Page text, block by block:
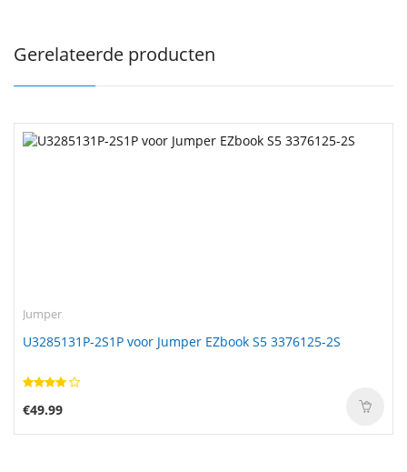
Gerelateerde producten
Jumper
U3285131P-2S1P voor Jumper EZbook S5 3376125-2S
€49.99